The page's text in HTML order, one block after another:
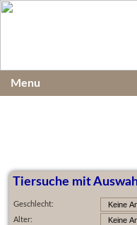
Tiersuche mit
Geschlecht:
Alter:
Menu